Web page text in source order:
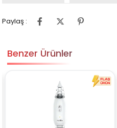
Paylaş :
Benzer Ürünler